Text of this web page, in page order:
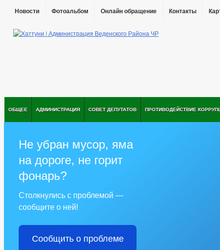
Новости Фотоальбом Онлайн обращение Контакты
ОБЩЕЕ АДМИНИСТРАЦИЯ СОВЕТ ДЕПУТАТОВ ПРОТИВОДЕЙСТВИЕ
Не убран мусор, яма
на дороге, не горит
фонарь?
Столкнулись с проблемой —
сообщите о ней!
Сообщить о проблеме